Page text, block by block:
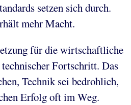
setzen sich durch.
mehr Macht.
für die wirtschaftliche
Fortschritt. Das
Technik sei bedrohlich,
Erfolg oft im Weg.